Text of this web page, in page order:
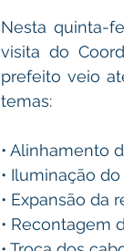
Nesta quinta-
visita do
prefeito veio
temas:
• Alinhamento
• Iluminação
• Expansão da
• Recontagem